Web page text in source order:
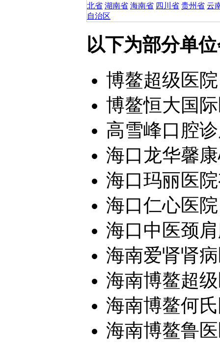
北省 湖南省 海南省 四川省 贵州省 云
自治区
以下为部分单
博鳌超级医院
博鳌恒大国
高雪峰口腔
海口龙华馨
海口玛丽医
海口仁心医院
海口中医颈
海南爱肾肾
海南博鳌超
海南博鳌何
海南博鳌鲁